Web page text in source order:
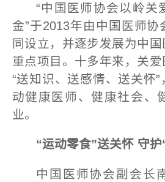
“中国医师协会以岭关
金”于2013年由中国医师协
同设立，并逐步发展为中
重点项目。十多年来，关
“送知识、送感情、送关怀
动健康医师、健康社会、
业。
“运动零食”送关怀 守
中国医师协会副会长